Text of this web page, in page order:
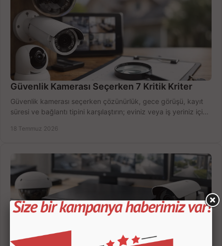
Güvenlik Kamerası Seçerken 7 Kritik Kriter
Güvenlik kamerası seçerken çözünürlük, gece görüşü, kayıt
süresi ve bağlantı tipini karşılaştırın; eviniz veya iş yeriniz için
18 Temmuz 2026